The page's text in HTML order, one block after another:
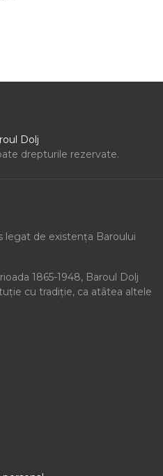
drepturile rezervate.
legat de existența Baroului
1865-1948, Baroul Dolj
cu tradiție, ca atâtea altele